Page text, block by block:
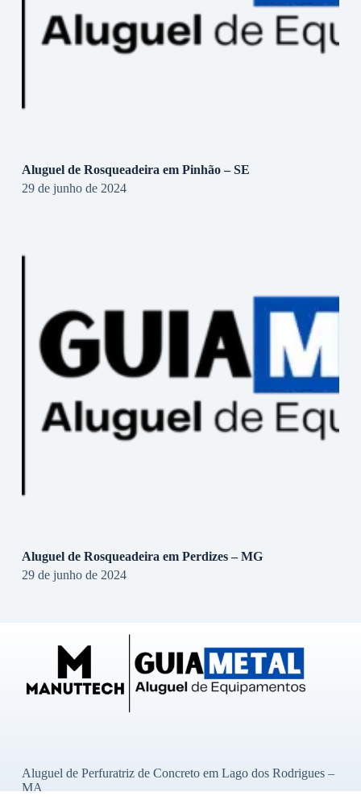
Aluguel de Rosqueadeira em Pinhão – SE
29 de junho de 2024
Aluguel de Rosqueadeira em Perdizes – MG
29 de junho de 2024
Aluguel de Perfuratriz de Concreto em Lago dos Rodrigues –
MA